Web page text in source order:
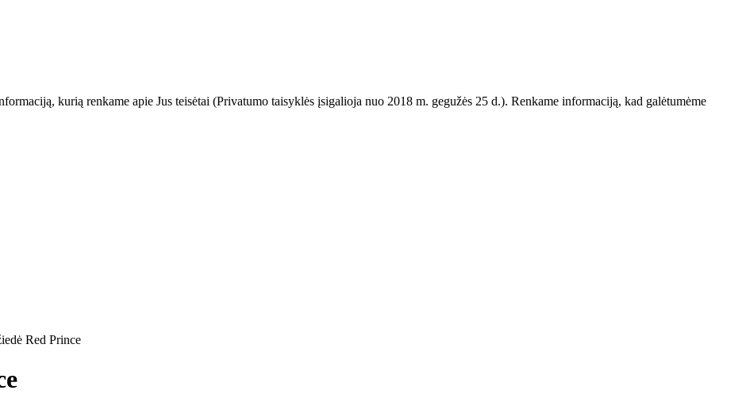
kurią renkame apie Jus teisėtai (Privatumo taisyklės įsigalioja nuo 2018 m. gegužės 25 d.). Renkame informaciją, kad galėtumėme
Red Prince